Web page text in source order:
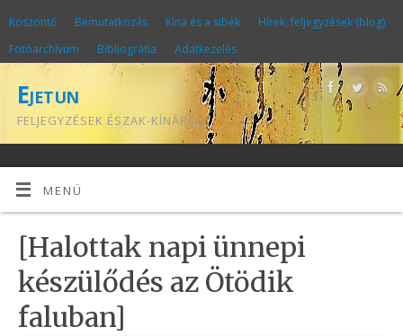
Köszöntő Bemutatkozás Kína és a sibék
Hírek, feljegyzések (blog)
Fotóarchívum
Bibliográfia Adatkezelés
Ejetun
FELJEGYZÉSEK ÉSZAK-KÍNÁRÓL
MENÜ
[Halottak napi ünnepi
készülődés az Ötödik
faluban]